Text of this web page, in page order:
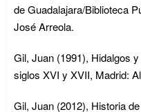
de Guadalajara/Biblioteca
José Arreola.
Gil, Juan (1991), Hidalgos
siglos XVI y XVII, Madrid:
Gil, Juan (2012), Historia